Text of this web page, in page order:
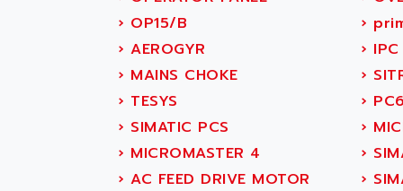
ABASK
ABB
ABB AS ROBOTIC
ABB REPAIR DEPT
ABB ROBOTICS
ABC VISION
ABD
› OP15/B ›
› AEROGYR ›
› MAINS CHOKE ›
› TESYS ›
› SIMATIC PCS ›
› MICROMASTER 4 ›
› AC FEED DRIVE MOTOR ›